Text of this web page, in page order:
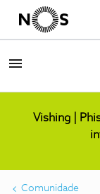
Vishing |
Comunidade